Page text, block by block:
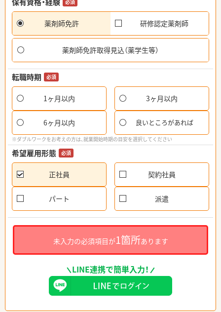
必須
薬剤師免許 研修認定薬剤師
薬剤師免許取得見込（薬学生等）
転職時期 必須
1ヶ月以内 3ヶ月以内
6ヶ月以内 良いところがあれば
※ダブルワークをお考えの方は、就業開始時期の目安を選択してください
希望雇用形態 必須
正社員 契約社員
パート 派遣
未入力の必須項目が1箇所あります
LINE連携で簡単入力！